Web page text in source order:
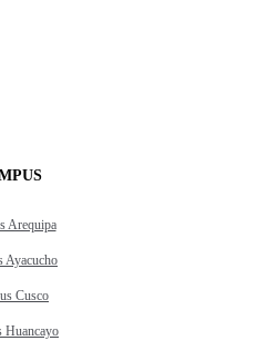
Arequipa
Ayacucho
Cusco
Huancayo